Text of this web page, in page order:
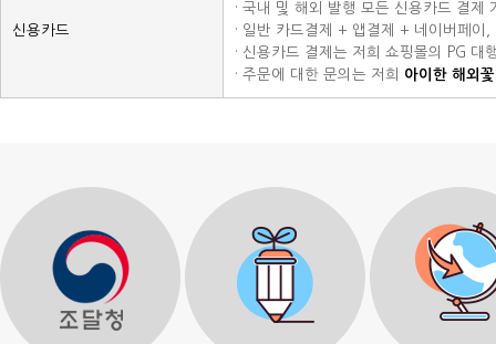
신용카드
· 국내 및 해외 발행 모든 신용카드 결제
· 일반 카드결제 + 앱결제 + 네이버페이
· 신용카드 결제는 저희 쇼핑몰의 PG 대
· 주문에 대한 문의는 저희 아이한 해외